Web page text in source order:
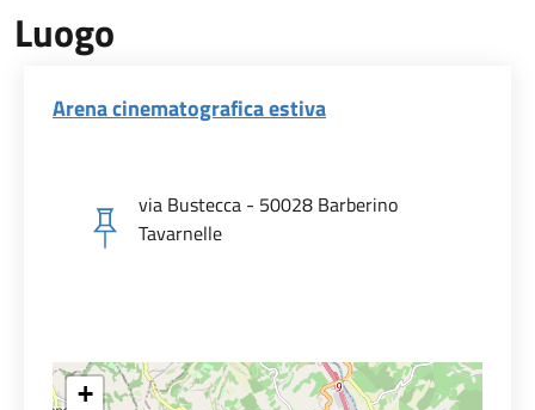
Luogo
Arena cinematografica estiva
via Bustecca - 50028 Barberino
Tavarnelle
+